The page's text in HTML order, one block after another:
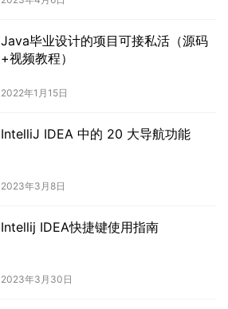
Java毕业设计的项目可接私活（源码
+视频教程）
2022年1月15日
IntelliJ IDEA 中的 20 大导航功能
2023年3月8日
Intellij IDEA快捷键使用指南
2023年3月30日